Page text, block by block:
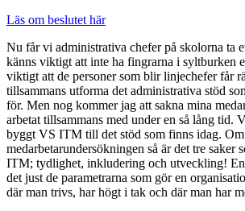
Läs om beslutet här
Nu får vi administrativa chefer på skolorna ta
känns viktigt att inte ha fingrarna i syltburken
viktigt att de personer som blir linjechefer får
tillsammans utforma det administrativa stöd
för. Men nog kommer jag att sakna mina
arbetat tillsammans med under en så lång tid.
byggt VS ITM till det stöd som finns idag. Om
medarbetarundersökningen så är det tre saker
ITM; tydlighet, inkludering och utveckling!
det just de parametrarna som gör en
där man trivs, har högt i tak och där man har